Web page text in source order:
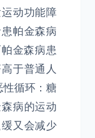
动功能障
帕金森病
金森病患
于普通人
性循环：糖
病的运动
又会减少